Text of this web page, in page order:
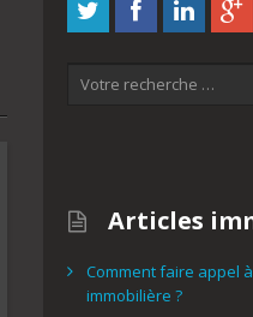
Articles
Comment faire appel
immobilière ?